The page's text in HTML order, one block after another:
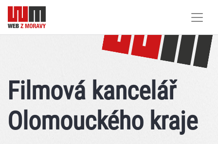
Filmová kancelář
Olomouckého kraje